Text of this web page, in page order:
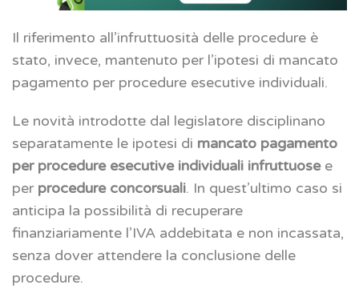
Il riferimento all’infruttuosità delle procedure è
stato, invece, mantenuto per l’ipotesi di mancato
pagamento per procedure esecutive individuali.
Le novità introdotte dal legislatore disciplinano
separatamente le ipotesi di mancato pagamento
per procedure esecutive individuali infruttuosee
per procedure concorsuali. In quest’ultimo caso si
anticipa la possibilità di recuperare
finanziariamente l’IVA addebitata e non incassata,
senza dover attendere la conclusione delle
procedure.